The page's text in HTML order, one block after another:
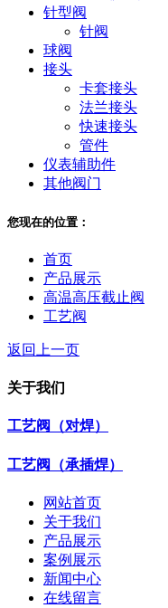
针型阀
针阀
球阀
接头
卡套接头
法兰接头
快速接头
管件
仪表辅助件
其他阀门
您现在的位置：
首页
产品展示
高温高压截止阀
工艺阀
返回上一页
关于我们
工艺阀（对焊）
工艺阀（承插焊）
网站首页
关于我们
产品展示
案例展示
新闻中心
在线留言